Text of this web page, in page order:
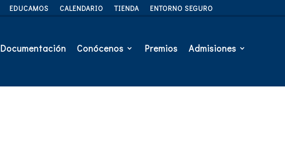
EDUCAMOS CALENDARIO TIENDA ENTORNO SEGURO
Documentación Conócenos Premios Admisiones